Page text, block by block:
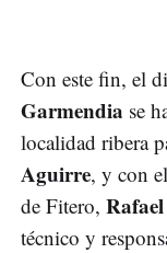
Con este fin, el
Garmendia se
localidad ribera
Aguirre, y con
de Fitero, Rafael
técnico y